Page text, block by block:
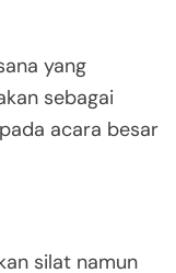
yang
sebagai
acara besar
silat namun